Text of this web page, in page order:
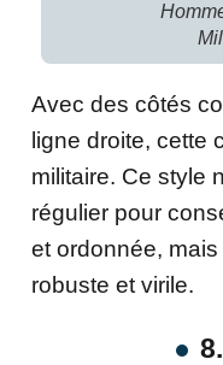
Avec des côtés
ligne droite, cette
militaire. Ce style
régulier pour
et ordonnée,
robuste et virile.